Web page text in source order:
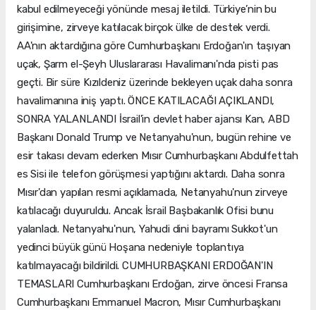
kabul edilmeyeceği yönünde mesaj iletildi. Türkiye’nin bu
girişimine, zirveye katılacak birçok ülke de destek verdi.
AA'nın aktardığına göre Cumhurbaşkanı Erdoğan'ın taşıyan
uçak, Şarm el-Şeyh Uluslararası Havalimanı'nda pisti pas
geçti. Bir süre Kızıldeniz üzerinde bekleyen uçak daha sonra
havalimanına iniş yaptı. ÖNCE KATILACAĞI AÇIKLANDI,
SONRA YALANLANDI İsrail'in devlet haber ajansı Kan, ABD
Başkanı Donald Trump ve Netanyahu'nun, bugün rehine ve
esir takası devam ederken Mısır Cumhurbaşkanı Abdulfettah
es Sisi ile telefon görüşmesi yaptığını aktardı. Daha sonra
Mısır'dan yapılan resmi açıklamada, Netanyahu'nun zirveye
katılacağı duyuruldu. Ancak İsrail Başbakanlık Ofisi bunu
yalanladı. Netanyahu'nun, Yahudi dini bayramı Sukkot'un
yedinci büyük günü Hoşana nedeniyle toplantıya
katılmayacağı bildirildi. CUMHURBAŞKANI ERDOĞAN'IN
TEMASLARI Cumhurbaşkanı Erdoğan, zirve öncesi Fransa
Cumhurbaşkanı Emmanuel Macron, Mısır Cumhurbaşkanı